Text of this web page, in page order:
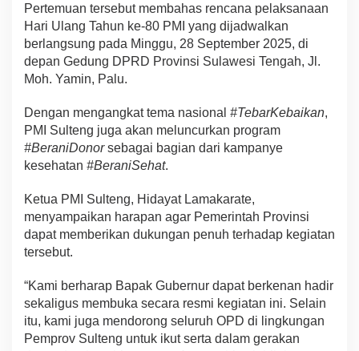
Pertemuan tersebut membahas rencana pelaksanaan
Hari Ulang Tahun ke-80 PMI yang dijadwalkan
berlangsung pada Minggu, 28 September 2025, di
depan Gedung DPRD Provinsi Sulawesi Tengah, Jl.
Moh. Yamin, Palu.
Dengan mengangkat tema nasional #TebarKebaikan,
PMI Sulteng juga akan meluncurkan program
#BeraniDonorsebagai bagian dari kampanye
kesehatan #BeraniSehat.
Ketua PMI Sulteng, Hidayat Lamakarate,
menyampaikan harapan agar Pemerintah Provinsi
dapat memberikan dukungan penuh terhadap kegiatan
tersebut.
“Kami berharap Bapak Gubernur dapat berkenan hadir
sekaligus membuka secara resmi kegiatan ini. Selain
itu, kami juga mendorong seluruh OPD di lingkungan
Pemprov Sulteng untuk ikut serta dalam gerakan